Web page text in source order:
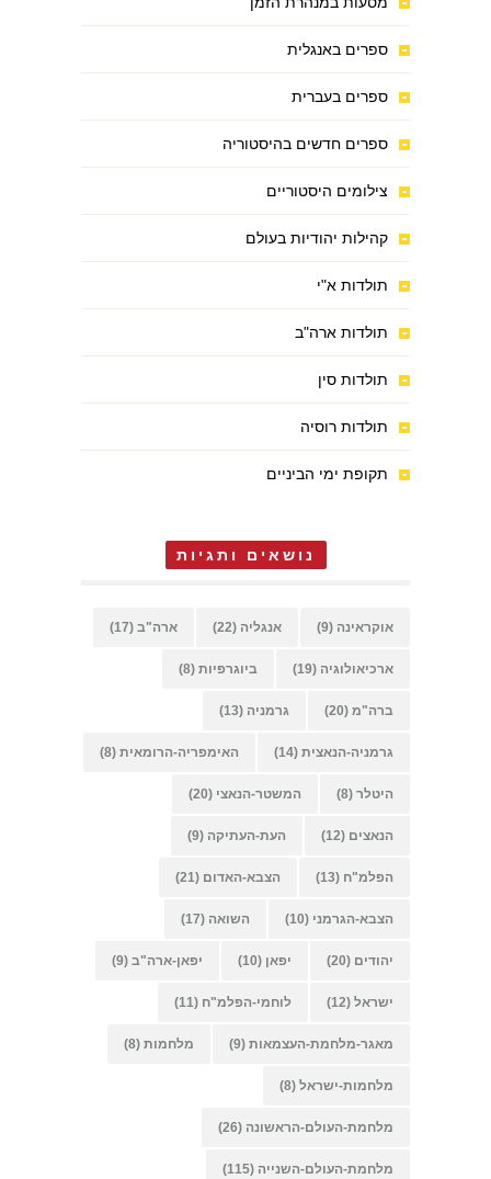
ספרים באנגלית
ספרים בעברית
ספרים חדשים בהיסטוריה
צילומים היסטוריים
קהילות יהודיות בעולם
תולדות א"י
תולדות ארה"ב
תולדות סין
תולדות רוסיה
תקופת ימי הביניים
נושאים ותגיות
אוקראינה (9) אנגליה (22) ארה"ב (17)
ארכיאולוגיה (19) ביוגרפיות (8)
ברה"מ (20) גרמניה (13)
גרמניה-הנאצית (14) האימפריה-הרומאית (8)
היטלר (8) המשטר-הנאצי (20)
הנאצים (12) העת-העתיקה (9)
הפלמ"ח (13) הצבא-האדום (21)
הצבא-הגרמני (10) השואה (17)
יהודים (20) יפאן (10) יפאן-ארה"ב (9)
ישראל (12) לוחמי-הפלמ"ח (11)
מאגר-מלחמת-העצמאות (9) מלחמות (8)
מלחמות-ישראל (8)
מלחמת-העולם-הראשונה (26)
מלחמת-העולם-השנייה (115)